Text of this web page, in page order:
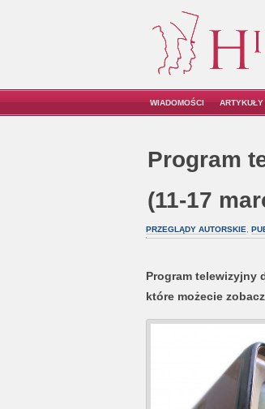
WIADOMOŚCI ARTYKUŁY
Program
(11-17
PRZEGLĄDY AUTORSKIE
Program telewizyjny
które możecie